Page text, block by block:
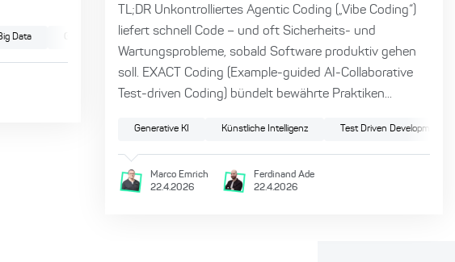
Data Künstliche Intelligenz
TL;DR Unkontrolliertes Agentic Coding („Vibe Coding“)
liefert schnell Code – und oft Sicherheits- und
Wartungsprobleme, sobald Software produktiv gehen
soll. EXACT Coding (Example-guided AI-Collaborative
Test-driven Coding) bündelt bewährte Praktiken...
Generative KI Künstliche Intelligenz Test Driven Development
Marco Emrich
22.4.2026
Ferdinand Ade
22.4.2026